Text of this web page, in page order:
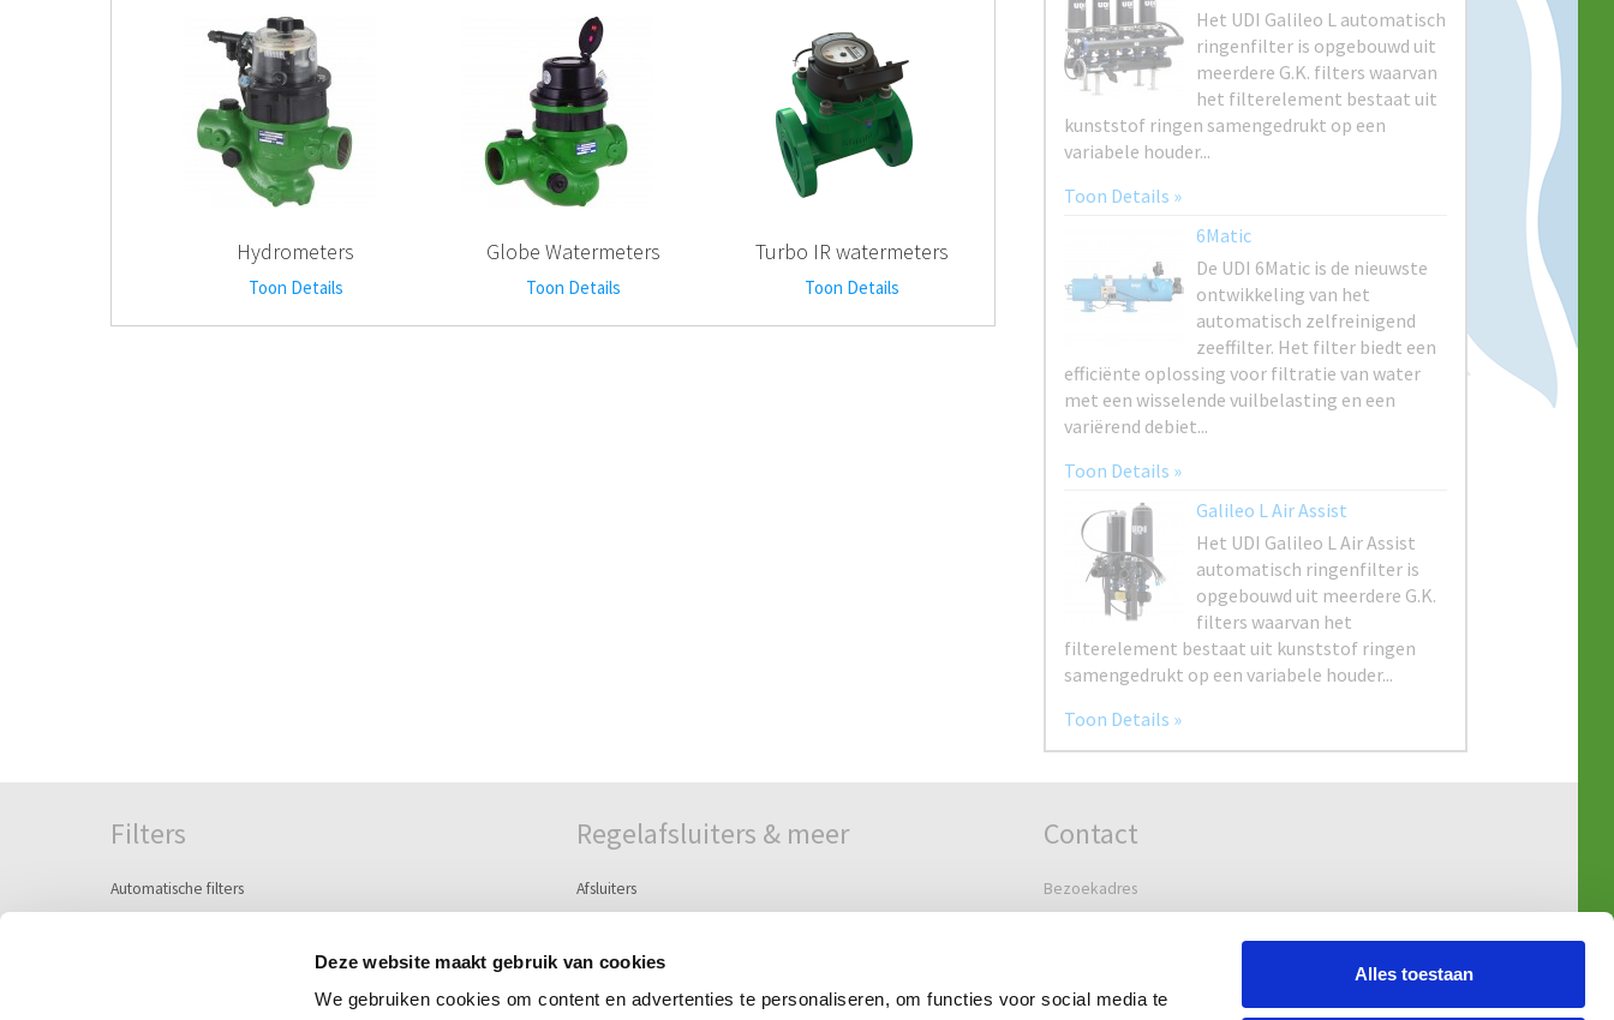
Deze website maakt gebruik van cookies
We gebruiken cookies om content en advertenties te personaliseren, om functies voor social media te
Alles toestaan
Hydrometers
Toon Details
Globe Watermeters
Toon Details
Turbo IR watermeters
Toon Details
Filters
Automatische filters
Regelafsluiters & meer
Afsluiters
Ontluchters & beluchters
Pilots, Solenoids & Accessoires
Contact
Bezoekadres
Postadres